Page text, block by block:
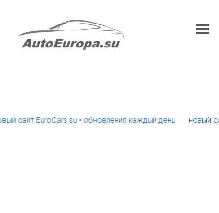
EuroCars.su • обновления каждый день новый сайт